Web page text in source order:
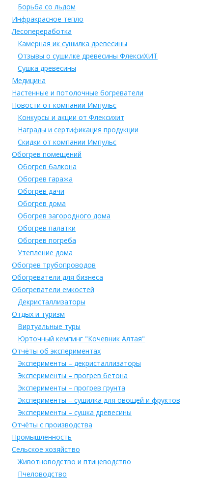
Борьба со льдом
Инфракрасное тепло
Лесопереработка
Камерная ик сушилка древесины
Отзывы о сушилке древесины ФлексиХИТ
Сушка древесины
Медицина
Настенные и потолочные богреватели
Новости от компании Импульс
Конкурсы и акции от Флексихит
Награды и сертификация продукции
Скидки от компании Импульс
Обогрев помещений
Обогрев балкона
Обогрев гаража
Обогрев дачи
Обогрев дома
Обогрев загородного дома
Обогрев палатки
Обогрев погреба
Утепление дома
Обогрев трубопроводов
Обогреватели для бизнеса
Обогреватели емкостей
Декристаллизаторы
Отдых и туризм
Виртуальные туры
Юрточный кемпинг "Кочевник Алтая"
Отчёты об экспериментах
Эксперименты – декристаллизаторы
Эксперименты – прогрев бетона
Эксперименты – прогрев грунта
Эксперименты – сушилка для овощей и фруктов
Эксперименты – сушка древесины
Отчёты с производства
Промышленность
Сельское хозяйство
Животноводство и птицеводство
Пчеловодство